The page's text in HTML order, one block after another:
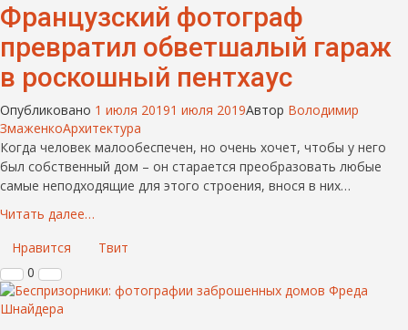
Французский фотограф
превратил обветшалый гараж
в роскошный пентхаус
Опубликовано 1 июля 20191 июля 2019Автор Володимир
ЗмаженкоАрхитектура
Когда человек малообеспечен, но очень хочет, чтобы у него
был собственный дом – он старается преобразовать любые
самые неподходящие для этого строения, внося в них…
Читать далее…
Нравится
Твит
0